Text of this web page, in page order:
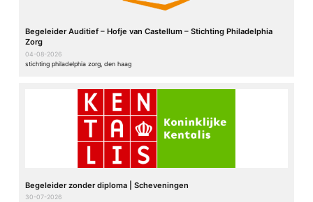
Begeleider Auditief – Hofje van Castellum – Stichting Philadelphia
Zorg
04-08-2026
stichting philadelphia zorg, den haag
Begeleider zonder diploma | Scheveningen
30-07-2026